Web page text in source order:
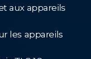
aux appareils
les appareils